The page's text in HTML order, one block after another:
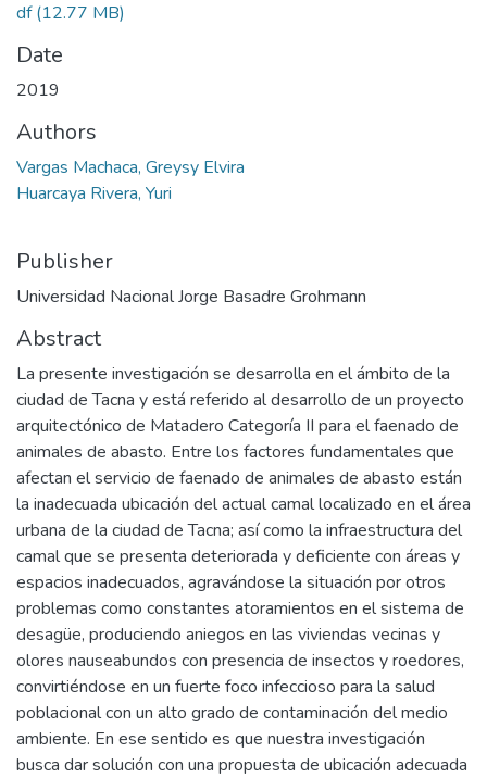
df(12.77 MB)
Date
2019
Authors
Vargas Machaca, Greysy Elvira
Huarcaya Rivera, Yuri
Publisher
Universidad Nacional Jorge Basadre Grohmann
Abstract
La presente investigación se desarrolla en el ámbito de la
ciudad de Tacna y está referido al desarrollo de un proyecto
arquitectónico de Matadero Categoría II para el faenado de
animales de abasto. Entre los factores fundamentales que
afectan el servicio de faenado de animales de abasto están
la inadecuada ubicación del actual camal localizado en el área
urbana de la ciudad de Tacna; así como la infraestructura del
camal que se presenta deteriorada y deficiente con áreas y
espacios inadecuados, agravándose la situación por otros
problemas como constantes atoramientos en el sistema de
desagüe, produciendo aniegos en las viviendas vecinas y
olores nauseabundos con presencia de insectos y roedores,
convirtiéndose en un fuerte foco infeccioso para la salud
poblacional con un alto grado de contaminación del medio
ambiente. En ese sentido es que nuestra investigación
busca dar solución con una propuesta de ubicación adecuada